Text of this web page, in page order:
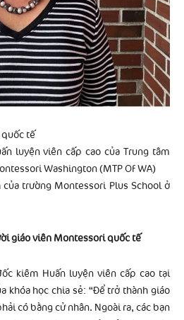
quốc tế
luyện viên cấp cao của Trung tâm
Washington (MTP Of WA)
trường Montessori Plus School ở
giáo viên Montessori quốc tế
kiêm Huấn luyện viên cấp cao tại
khóa học chia sẻ: “Để trở thành giáo
có bằng cử nhân. Ngoài ra, các bạn